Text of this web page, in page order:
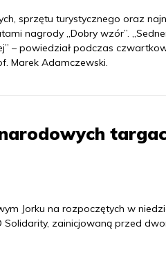
sprzętu turystycznego oraz
nagrody „Dobry wzór”.
– powiedział podczas
Marek Adamczewski.
Jorku na rozpoczętych w
zainicjowaną przed